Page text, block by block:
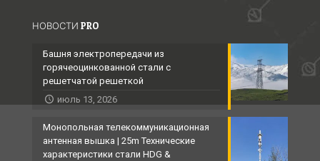
НОВОСТИ PRO
Башня электропередачи из
горячеоцинкованной стали с
решетчатой ​​решеткой
июль 13, 2026
Монопольная телекоммуникационная
антенная вышка | 25m Технические
характеристики стали HDG &